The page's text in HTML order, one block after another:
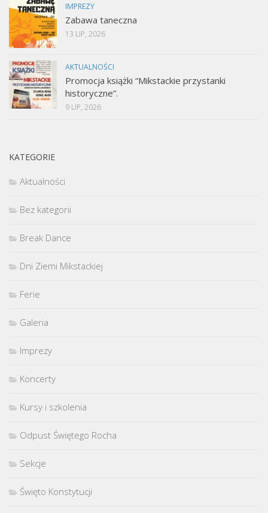
IMPREZY
Zabawa taneczna
13 LIP, 2026
AKTUALNOŚCI
Promocja książki “Mikstackie przystanki
historyczne”.
9 LIP, 2026
KATEGORIE
Aktualności
Bez kategorii
Break Dance
Dni Ziemi Mikstackiej
Ferie
Galeria
Imprezy
Koncerty
Kursy i szkolenia
Odpust Świętego Rocha
Sekcje
Święto Konstytucji